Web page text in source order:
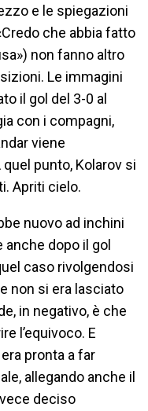
e le spiegazioni
che abbia fatto
non fanno altro
Le immagini
il gol del 3-0 al
con i compagni,
viene
punto, Kolarov si
Apriti cielo.
nuovo ad inchini
dopo il gol
caso rivolgendosi
non si era lasciato
in negativo, è che
l’equivoco. E
pronta a far
allegando anche il
deciso